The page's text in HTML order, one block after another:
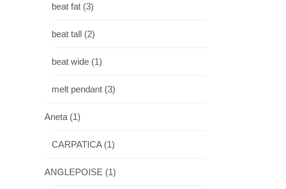
beat fat (3)
beat tall (2)
beat wide (1)
melt pendant (3)
Aneta (1)
CARPATICA(1)
ANGLEPOISE (1)